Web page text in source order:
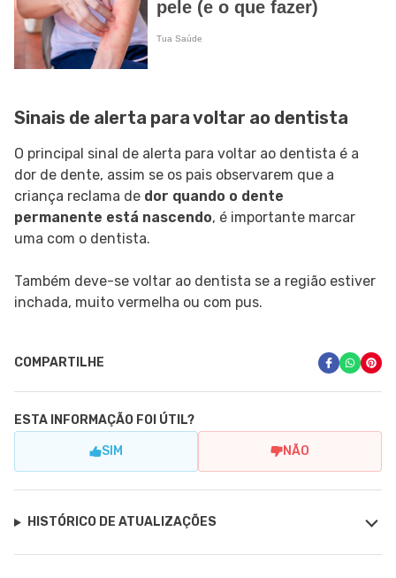
Sinais de alerta para voltar ao dentista
O principal sinal de alerta para voltar ao dentista é a
dor de dente, assim se os pais observarem que a
criança reclama de dor quando o dente
permanente está nascendo, é importante marcar
uma com o dentista.
Também deve-se voltar ao dentista se a região estiver
inchada, muito vermelha ou com pus.
COMPARTILHE
ESTA INFORMAÇÃO FOI ÚTIL?
SIM NÃO
HISTÓRICO DE ATUALIZAÇÕES